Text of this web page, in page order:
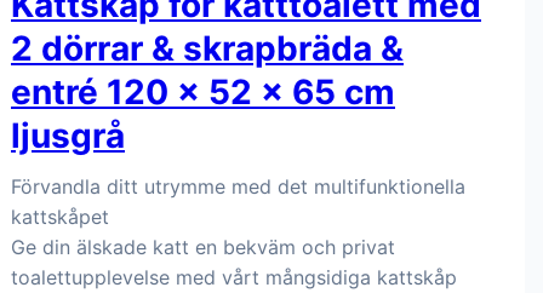
2 dörrar & skrapbräda &
entré 120 x 52 x 65 cm
ljusgrå
Förvandla ditt utrymme med det multifunktionella
kattskåpet
Ge din älskade katt en bekväm och privat
toalettupplevelse med vårt mångsidiga kattskåp